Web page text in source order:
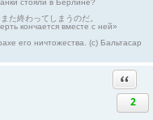
стояли в Берлине?
た終わってしまうのだ。
кончается вместе с ней»
его ничтожества. (с) Бальтасар
2